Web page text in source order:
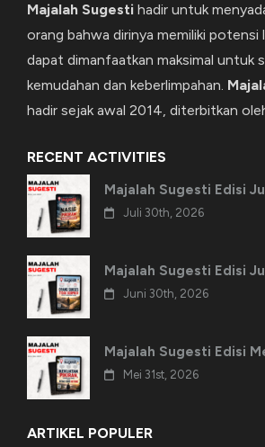
Majalah Sugesti hadir untuk
orang bahwa dirinya memiliki potensi
dapat dimanfaatkan maksimal untuk
kemudahan dan keberlimpahan.
hadir sejak awal 2014, diterbitkan
RECENT ACTIVITIES
Majalah Sugesti Edisi
Juli 30th, 2026
Majalah Sugesti Edisi
Juni 30th, 2026
Majalah Sugesti Edisi
Mei 31st, 2026
ARTIKEL POPULER